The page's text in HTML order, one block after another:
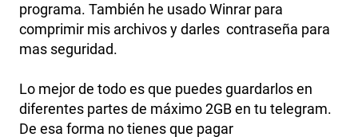
programa. También he usado Winrar para
comprimir mis archivos y darles contraseña para
mas seguridad.
Lo mejor de todo es que puedes guardarlos en
diferentes partes de máximo 2GB en tu telegram.
De esa forma no tienes que pagar